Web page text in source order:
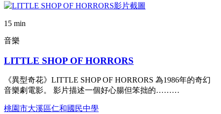
15 min
音樂
LITTLE SHOP OF HORRORS
《異型奇花》LITTLE SHOP OF HORRORS 為1986年的奇幻
音樂劇電影。 影片描述一個好心腸但笨拙的………
桃園市大溪區仁和國民中學